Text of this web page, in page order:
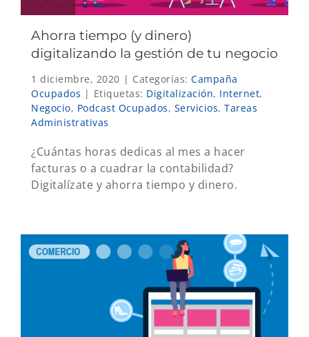
Ahorra tiempo (y dinero)
digitalizando la gestión de tu negocio
1 diciembre, 2020 | Categorías: Campaña
Ocupados | Etiquetas: Digitalización, Internet,
Negocio, Podcast Ocupados, Servicios, Tareas
Administrativas
¿Cuántas horas dedicas al mes a hacer
facturas o a cuadrar la contabilidad?
Digitalízate y ahorra tiempo y dinero.